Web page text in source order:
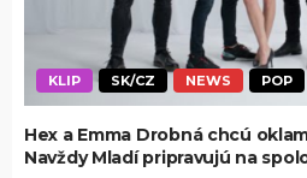
KLIP SK/CZ NEWS POP
Hex a Emma Drobná chcú
Navždy Mladí pripravujú na